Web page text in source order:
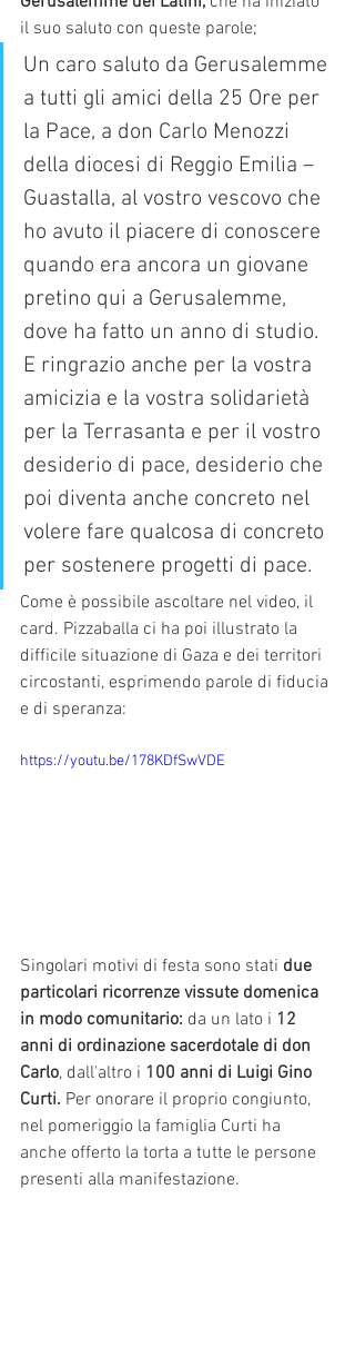
il suo saluto con queste parole;
Un caro saluto da Gerusalemme
a tutti gli amici della 25 Ore per
la Pace, a don Carlo Menozzi
della diocesi di Reggio Emilia –
Guastalla, al vostro vescovo che
ho avuto il piacere di conoscere
quando era ancora un giovane
pretino qui a Gerusalemme,
dove ha fatto un anno di studio.
E ringrazio anche per la vostra
amicizia e la vostra solidarietà
per la Terrasanta e per il vostro
desiderio di pace, desiderio che
poi diventa anche concreto nel
volere fare qualcosa di concreto
per sostenere progetti di pace.
Come è possibile ascoltare nel video, il
card. Pizzaballa ci ha poi illustrato la
difficile situazione di Gaza e dei territori
circostanti, esprimendo parole di fiducia
e di speranza:
https://youtu.be/178KDfSwVDE
Singolari motivi di festa sono stati due
particolari ricorrenze vissute domenica
in modo comunitario: da un lato i 12
anni di ordinazione sacerdotale di don
Carlo, dall'altro i 100 anni di Luigi Gino
Curti. Per onorare il proprio congiunto,
nel pomeriggio la famiglia Curti ha
anche offerto la torta a tutte le persone
presenti alla manifestazione.